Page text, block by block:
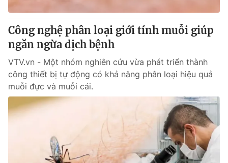
Giấy phép hoạt động báo in và báo điện tử số 483/GP-BTTTT
cấp ngày 29/12/2023
Tổng Biên tập:Vũ Thanh Thủy
Phó Tổng Biên tập:Nguyễn Thị Mỹ Hạnh, Phạm Quốc Thắng,
Tổng đài VTV:
024.38 355 931 - 024.38 355 932
Ðiện thoại Thời báo VTV:
Email:toasoan@vtv.vn
Liên hệ quảng cáo:
Công nghệ phân loại giới tính muỗi giúp
ngăn ngừa dịch bệnh
VTV.vn - Một nhóm nghiên cứu vừa phát triển thành
công thiết bị tự động có khả năng phân loại hiệu quả
muỗi đực và muỗi cái.